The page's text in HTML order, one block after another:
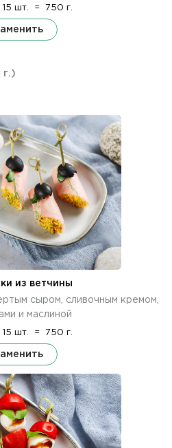
15 шт. = 750 г.
г.)
из ветчины
сыром, сливочным кремом,
и маслиной
15 шт. = 750 г.